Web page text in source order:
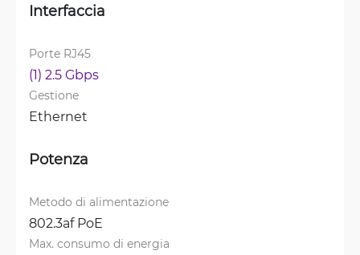
Interfaccia
Porte RJ45
(1) 2.5 Gbps
Gestione
Ethernet
Potenza
Metodo di alimentazione
802.3af PoE
Max. consumo di energia